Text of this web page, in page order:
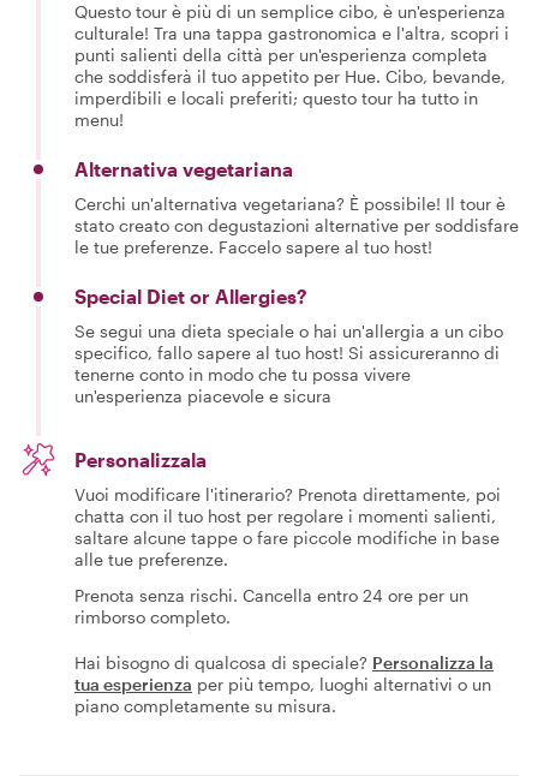
Questo tour è più di un semplice cibo, è un'esperienza
culturale! Tra una tappa gastronomica e l'altra, scopri i
punti salienti della città per un'esperienza completa
che soddisferà il tuo appetito per Hue. Cibo, bevande,
imperdibili e locali preferiti; questo tour ha tutto in
menu!
Alternativa vegetariana
Cerchi un'alternativa vegetariana? È possibile! Il tour è
stato creato con degustazioni alternative per soddisfare
le tue preferenze. Faccelo sapere al tuo host!
Special Diet or Allergies?
Se segui una dieta speciale o hai un'allergia a un cibo
specifico, fallo sapere al tuo host! Si assicureranno di
tenerne conto in modo che tu possa vivere
un'esperienza piacevole e sicura
Personalizzala
Vuoi modificare l'itinerario? Prenota direttamente, poi
chatta con il tuo host per regolare i momenti salienti,
saltare alcune tappe o fare piccole modifiche in base
alle tue preferenze.
Prenota senza rischi. Cancella entro 24 ore per un
rimborso completo.
Hai bisogno di qualcosa di speciale? Personalizza la
tua esperienza per più tempo, luoghi alternativi o un
piano completamente su misura.